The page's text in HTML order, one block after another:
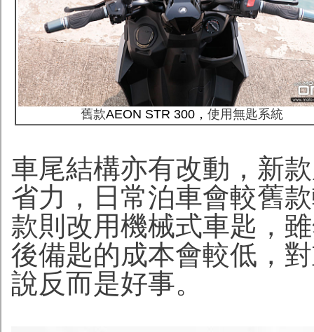
舊款AEON STR 300， 使用無匙系統
車尾結構亦有改動，新
省力，日常泊車會較舊
款則改用機械式車匙，
後備匙的成本會較低，
說反而是好事。